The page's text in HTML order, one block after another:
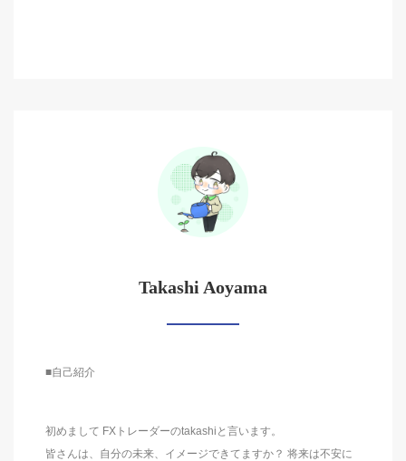
Takashi Aoyama
■自己紹介
初めまして FXトレーダーのtakashiと言います。
皆さんは、自分の未来、イメージできてますか？ 将来は不安に